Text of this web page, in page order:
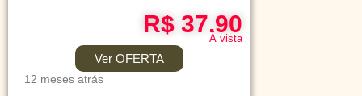
R$ 37.90
Á vista
Ver OFERTA
12 meses atrás